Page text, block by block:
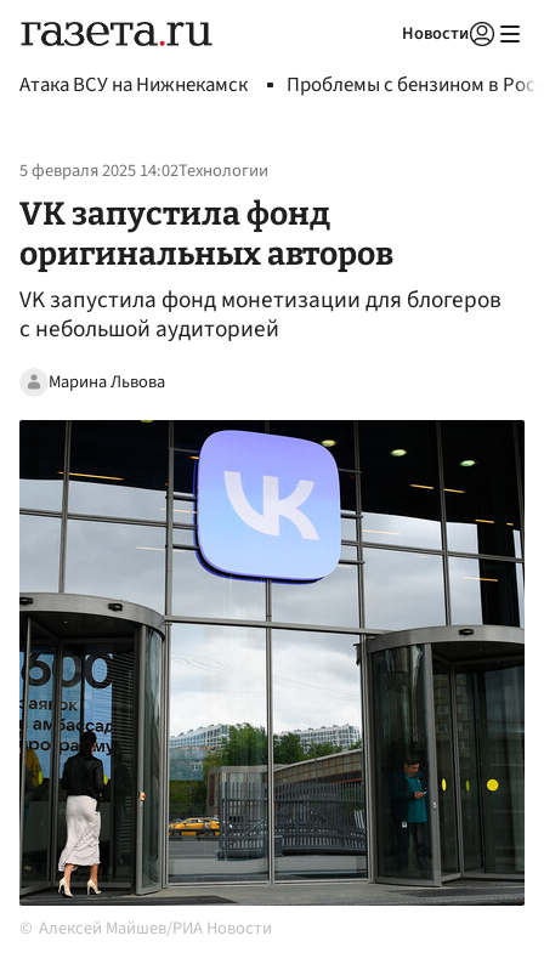
Новости
Атака ВСУ на Нижнекамск Проблемы с бензином в
5 февраля 2025 14:02Технологии
VK запустила фонд
оригинальных авторов
VK запустила фонд монетизации для блогеров
с небольшой аудиторией
Марина Львова
Алексей Майшев/РИА Новости